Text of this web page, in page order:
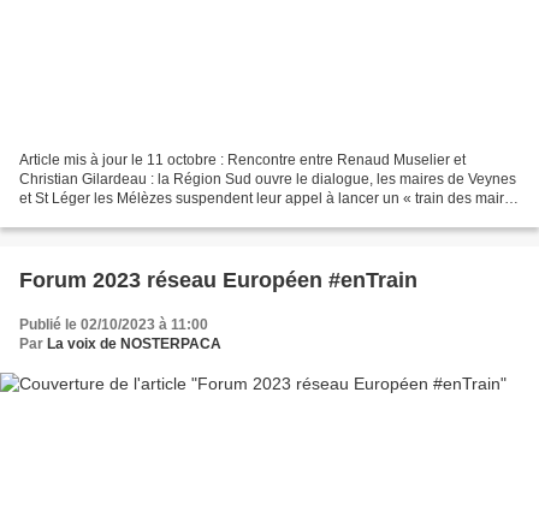
Article mis à jour le 11 octobre : Rencontre entre Renaud Muselier et
Christian Gilardeau : la Région Sud ouvre le dialogue, les maires de Veynes
et St Léger les Mélèzes suspendent leur appel à lancer un « train des maires
Forum 2023 réseau Européen #enTrain
Publié le 02/10/2023 à 11:00
Par La voix de NOSTERPACA